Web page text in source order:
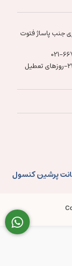
جنب پاساژ فتوت
021-
شنبه تا پنجشنبه ساعت ۱۰:۳۰ الی ۲۱-روزهای تعطیل
پرشین کنسول